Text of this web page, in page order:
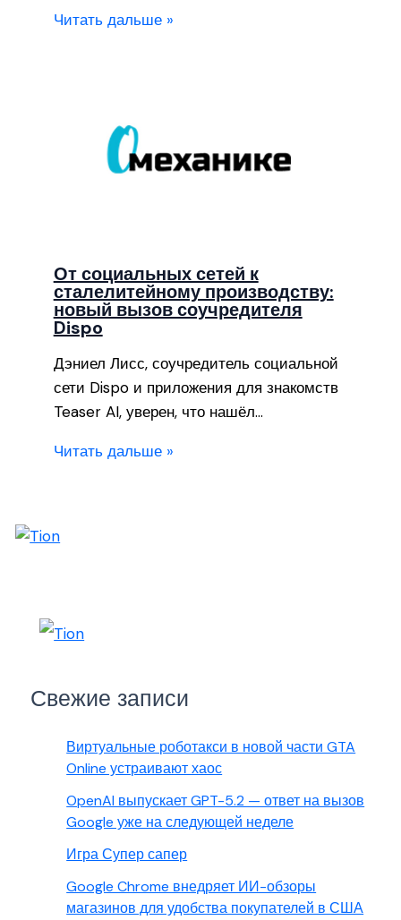
Читать дальше »
От социальных сетей к
сталелитейному производству:
новый вызов соучредителя
Dispo
Дэниел Лисс, соучредитель социальной
сети Dispo и приложения для знакомств
Teaser AI, уверен, что нашёл…
Читать дальше »
Свежие записи
Виртуальные роботакси в новой части GTA
Online устраивают хаос
OpenAI выпускает GPT-5.2 — ответ на вызов
Google уже на следующей неделе
Игра Супер сапер
Google Chrome внедряет ИИ-обзоры
магазинов для удобства покупателей в США